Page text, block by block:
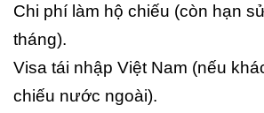
Chi phí làm hộ chiếu (còn hạn
tháng).
Visa tái nhập Việt Nam (nếu
chiếu nước ngoài).